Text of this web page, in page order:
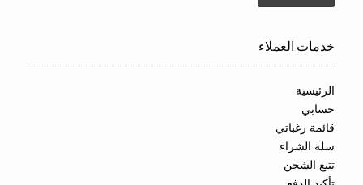
خدمات العملاء
الرئيسية
حسابي
قائمة رغباتي
سلة الشراء
تتبع الشحن